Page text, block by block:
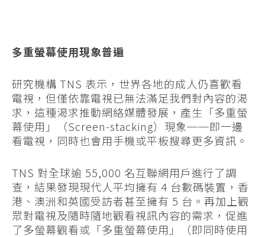
多重螢幕使用現象普遍
研究機構 TNS 表示，世界各地的成人仍喜歡看
電視，但僅依靠電視已無法滿足我們對內容的渴
求，這種渴求推動網絡媒體發展，產生「多重螢
幕使用」（Screen-stacking）現象──即一邊
看電視，同時也會用手機或平板搜尋更多資訊。
TNS 對全球逾 55,000 名互聯網用戶進行了調
查，結果發現現代人平均擁有 4 台數碼裝置，香
港、澳洲和英國受訪者甚至擁有 5 台。再加上觀
眾對電視及隨時隨地觀看視訊內容的需求，促進
了多螢幕觀看或「多重螢幕使用」（即同時使用